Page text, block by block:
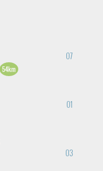
07
54km
01
03